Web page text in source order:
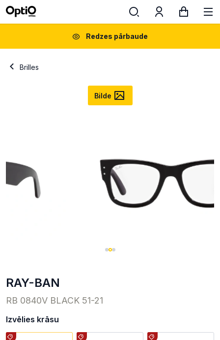
Redzes pārbaude
Brilles
Bilde
RAY-BAN
RB 0840V BLACK 51-21
Izvēlies krāsu